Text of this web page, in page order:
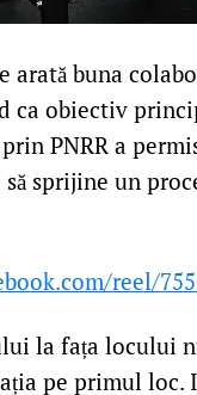
arată buna
ca obiectiv
PNRR a
sprijine un
reel/
la fața locului
pe primul loc.